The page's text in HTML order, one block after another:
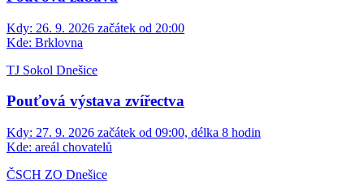
Kdy: 26. 9. 2026 začátek od 20:00
Kde: Brklovna
TJ Sokol Dnešice
Pouťová výstava zvířectva
Kdy: 27. 9. 2026 začátek od 09:00, délka 8 hodin
Kde: areál chovatelů
ČSCH ZO Dnešice